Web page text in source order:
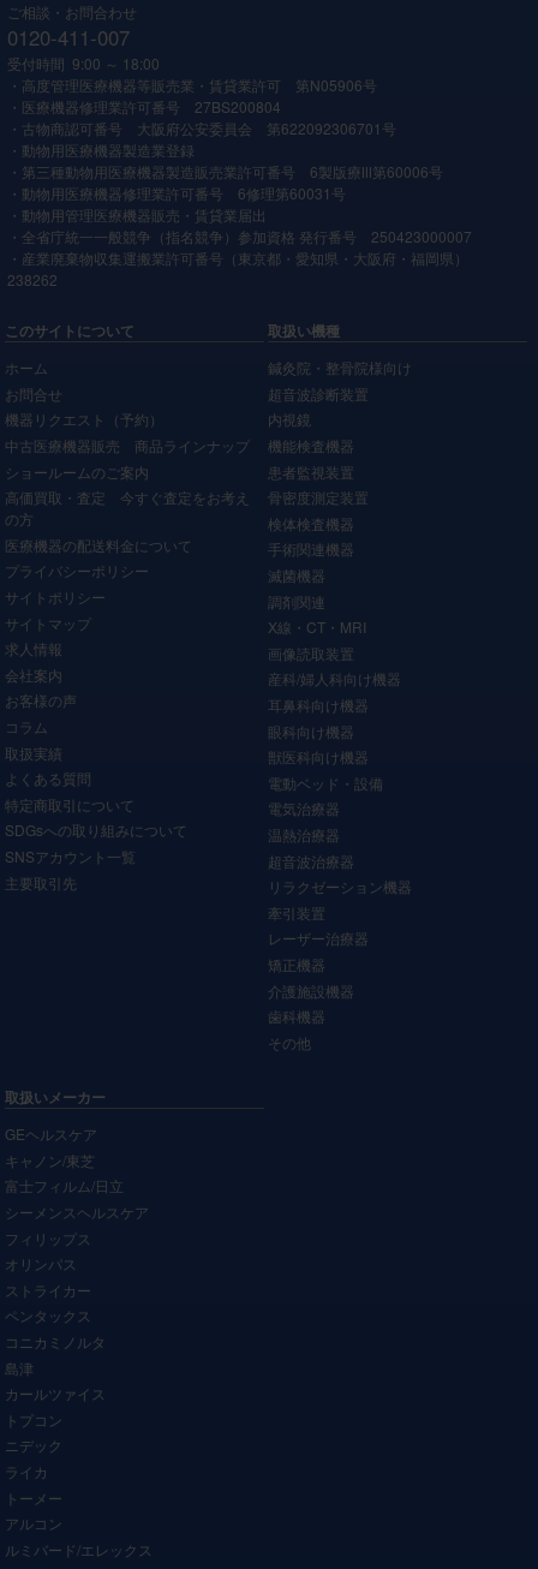
ご相談・お問合わせ
0120-411-007
受付時間 9:00 ～ 18:00
・高度管理医療機器等販売業・賃貸業許可 第N05906号
・医療機器修理業許可番号 27BS200804
・古物商認可番号 大阪府公安委員会 第622092306701号
・動物用医療機器製造業登録
・第三種動物用医療機器製造販売業許可番号 6製版療Ⅲ第60006号
・動物用医療機器修理業許可番号 6修理第60031号
・動物用管理医療機器販売・賃貸業届出
・全省庁統一一般競争（指名競争）参加資格 発行番号 250423000007
・産業廃棄物収集運搬業許可番号（東京都・愛知県・大阪府・福岡県）
238262
このサイトについて
ホーム
お問合せ
機器リクエスト（予約）
中古医療機器販売 商品ラインナップ
ショールームのご案内
高価買取・査定 今すぐ査定をお考え
の方
医療機器の配送料金について
プライバシーポリシー
サイトポリシー
サイトマップ
求人情報
会社案内
お客様の声
コラム
取扱実績
よくある質問
特定商取引について
SDGsへの取り組みについて
SNSアカウント一覧
主要取引先
取扱い機種
鍼灸院・整骨院様向け
超音波診断装置
内視鏡
機能検査機器
患者監視装置
骨密度測定装置
検体検査機器
手術関連機器
滅菌機器
調剤関連
X線・CT・MRI
画像読取装置
産科/婦人科向け機器
耳鼻科向け機器
眼科向け機器
獣医科向け機器
電動ベッド・設備
電気治療器
温熱治療器
超音波治療器
リラクゼーション機器
牽引装置
レーザー治療器
矯正機器
介護施設機器
歯科機器
その他
取扱いメーカー
GEヘルスケア
キャノン/東芝
富士フィルム/日立
シーメンスヘルスケア
フィリップス
オリンパス
ストライカー
ペンタックス
コニカミノルタ
島津
カールツァイス
トプコン
ニデック
ライカ
トーメー
アルコン
ルミバード/エレックス